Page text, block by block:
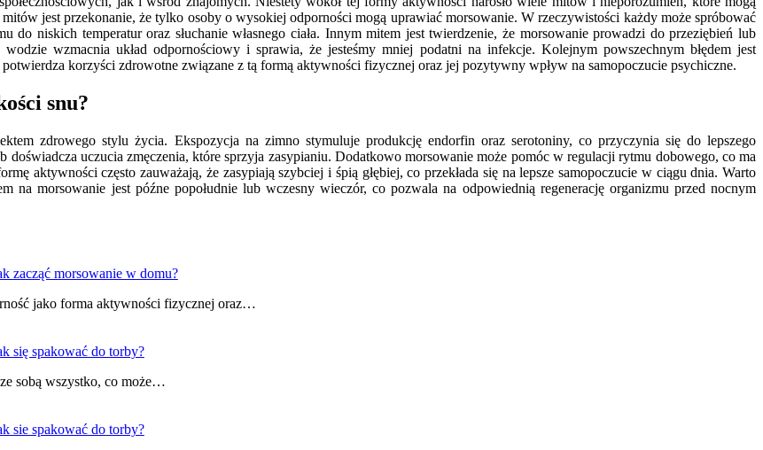
jest przekonanie, że tylko osoby o wysokiej odporności mogą uprawiać morsowanie. W rzeczywistości każdy może spróbować
niskich temperatur oraz słuchanie własnego ciała. Innym mitem jest twierdzenie, że morsowanie prowadzi do przeziębień lub
wzmacnia układ odpornościowy i sprawia, że jesteśmy mniej podatni na infekcje. Kolejnym powszechnym błędem jest
korzyści zdrowotne związane z tą formą aktywności fizycznej oraz jej pozytywny wpływ na samopoczucie psychiczne.
snu?
zdrowego stylu życia. Ekspozycja na zimno stymuluje produkcję endorfin oraz serotoniny, co przyczynia się do lepszego
uczucia zmęczenia, które sprzyja zasypianiu. Dodatkowo morsowanie może pomóc w regulacji rytmu dobowego, co ma
aktywności często zauważają, że zasypiają szybciej i śpią głębiej, co przekłada się na lepsze samopoczucie w ciągu dnia. Warto
na morsowanie jest późne popołudnie lub wczesny wieczór, co pozwala na odpowiednią regenerację organizmu przed nocnym
zacząć morsowanie w domu?
jako forma aktywności fizycznej oraz…
się spakować do torby?
sobą wszystko, co może…
sie spakować do torby?